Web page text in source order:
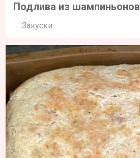
Подлива из шампиньонов
Закуски